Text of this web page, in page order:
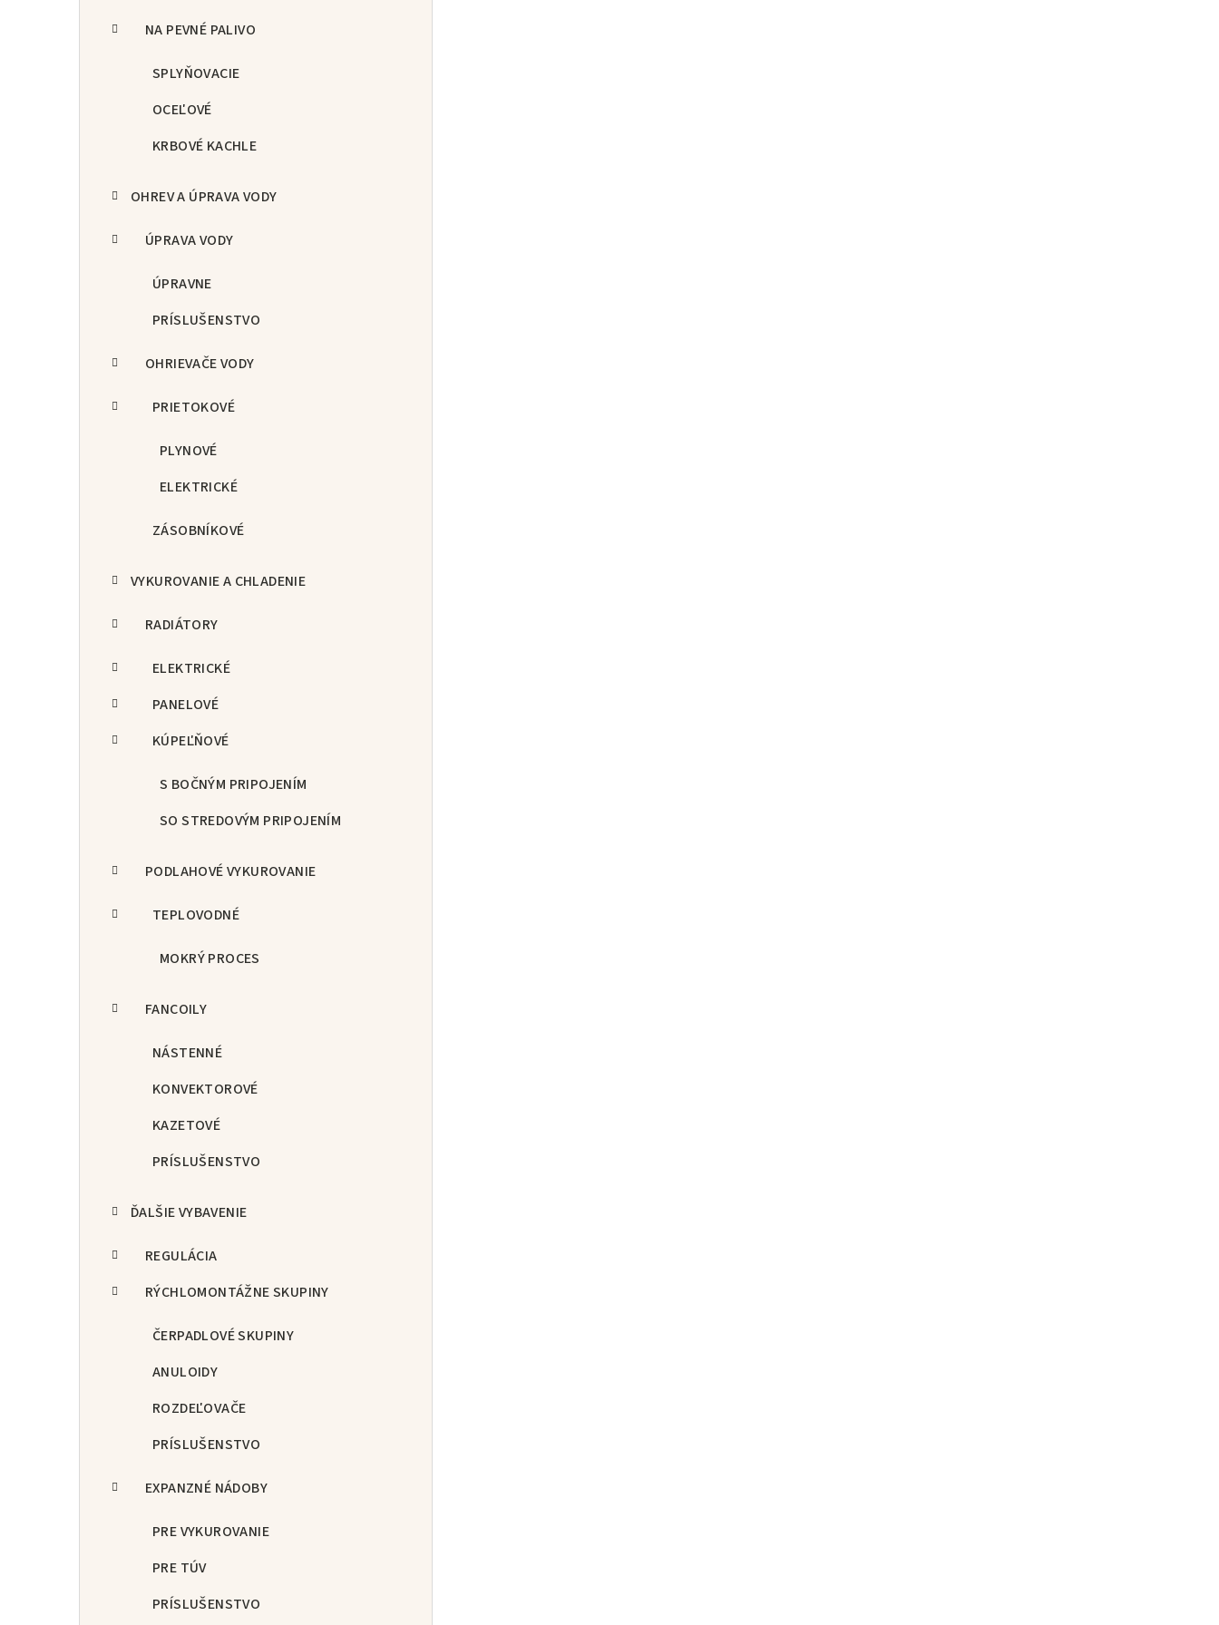
NA PEVNÉ PALIVO
SPLYŇOVACIE
OCEĽOVÉ
KRBOVÉ KACHLE
OHREV A ÚPRAVA VODY
ÚPRAVA VODY
ÚPRAVNE
PRÍSLUŠENSTVO
OHRIEVAČE VODY
PRIETOKOVÉ
PLYNOVÉ
ELEKTRICKÉ
ZÁSOBNÍKOVÉ
VYKUROVANIE A CHLADENIE
RADIÁTORY
ELEKTRICKÉ
PANELOVÉ
KÚPEĽŇOVÉ
S BOČNÝM PRIPOJENÍM
SO STREDOVÝM PRIPOJENÍM
PODLAHOVÉ VYKUROVANIE
TEPLOVODNÉ
MOKRÝ PROCES
FANCOILY
NÁSTENNÉ
KONVEKTOROVÉ
KAZETOVÉ
PRÍSLUŠENSTVO
ĎALŠIE VYBAVENIE
REGULÁCIA
RÝCHLOMONTÁŽNE SKUPINY
ČERPADLOVÉ SKUPINY
ANULOIDY
ROZDEĽOVAČE
PRÍSLUŠENSTVO
EXPANZNÉ NÁDOBY
PRE VYKUROVANIE
PRE TÚV
PRÍSLUŠENSTVO